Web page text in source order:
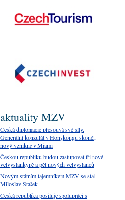
aktuality MZV
Česká diplomacie přesouvá své síly.
Generální konzulát v Hongkongu skončí,
nový vznikne v Miami
Českou republiku budou zastupovat tři nové
velvyslankyně a pět nových velvyslanců
Novým státním tajemníkem MZV se stal
Miloslav Stašek
Česká republika posiluje spolupráci s